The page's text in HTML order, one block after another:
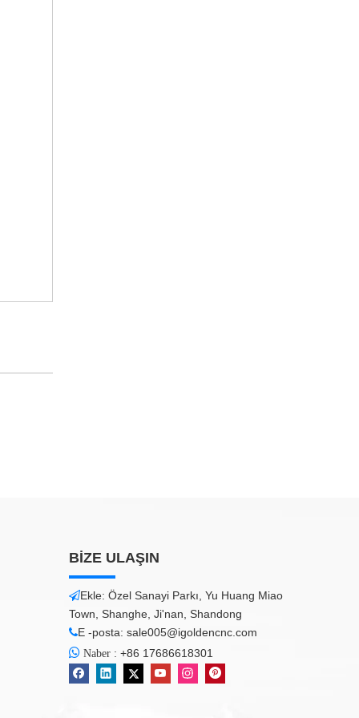
BİZE ULAŞIN
Ekle: Özel Sanayi Parkı, Yu Huang Miao
Town, Shanghe, Ji'nan, Shandong
E -posta: sale005@igoldencnc.com
 Naber : +86 17686618301